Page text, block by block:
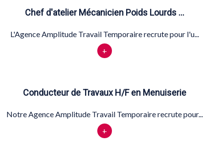
Chef d'atelier Mécanicien Poids Lourds …
L'Agence Amplitude Travail Temporaire recrute pour l'u...
+
Conducteur de Travaux H/F en Menuiserie
Notre Agence Amplitude Travail Temporaire recrute pour...
+